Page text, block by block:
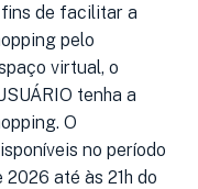
de facilitar a
pelo
virtual, o
tenha a
O
no período
até às 21h do